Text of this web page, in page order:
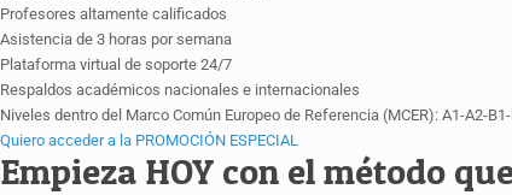
Profesores altamente calificados
Asistencia de 3 horas por semana
Plataforma virtual de soporte 24/7
Respaldos académicos nacionales e internacionales
Niveles dentro del Marco Común Europeo de Referencia (MCER): A1-A2-B1-
Quiero acceder a la PROMOCIÓN ESPECIAL
Empieza HOY con el método